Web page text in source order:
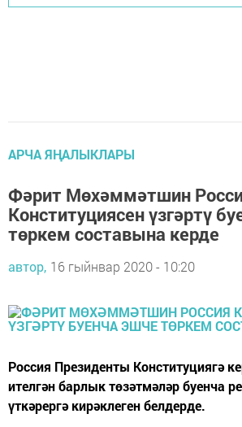
АРЧА ЯҢАЛЫКЛАРЫ
Фәрит Мөхәммәтшин
Конституциясен үзгәртү
төркем составына керде
автор, 16 гыйнвар 2020 - 10:20
Россия Президенты Конституциягә
ителгән барлык төзәтмәләр буенча
үткәрергә кирәклеген белдерде.